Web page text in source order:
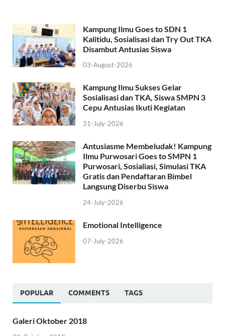
Kampung Ilmu Goes to SDN 1
Kalitidu, Sosialisasi dan Try Out TKA
Disambut Antusias Siswa
03-August-2026
Kampung Ilmu Sukses Gelar
Sosialisasi dan TKA, Siswa SMPN 3
Cepu Antusias Ikuti Kegiatan
31-July-2026
Antusiasme Membeludak! Kampung
Ilmu Purwosari Goes to SMPN 1
Purwosari, Sosialiasi, Simulasi TKA
Gratis dan Pendaftaran Bimbel
Langsung Diserbu Siswa
24-July-2026
Emotional Intelligence
07-July-2026
POPULAR COMMENTS TAGS
Galeri Oktober 2018